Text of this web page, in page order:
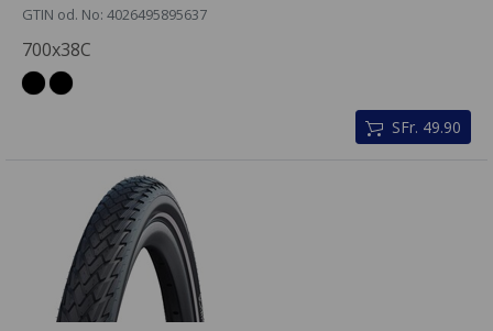
GTIN od. No: 4026495895637
700x38C
SFr. 49.90